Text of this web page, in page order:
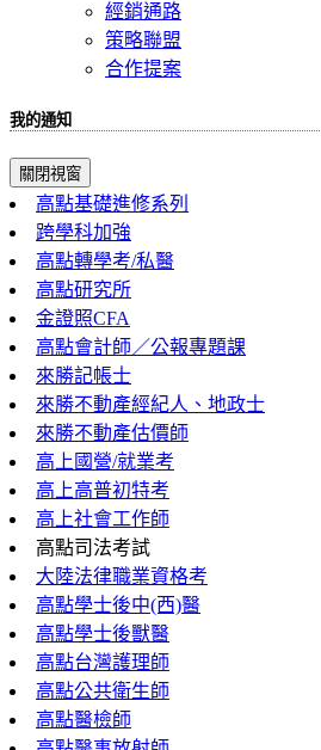
經銷通路
策略聯盟
合作提案
我的通知
關閉視窗
高點基礎進修系列
跨學科加強
高點轉學考/私醫
高點研究所
金證照CFA
高點會計師／公報專題課
來勝記帳士
來勝不動產經紀人、地政士
來勝不動產估價師
高上國營/就業考
高上高普初特考
高上社會工作師
高點司法考試
大陸法律職業資格考
高點學士後中(西)醫
高點學士後獸醫
高點台灣護理師
高點公共衛生師
高點醫檢師